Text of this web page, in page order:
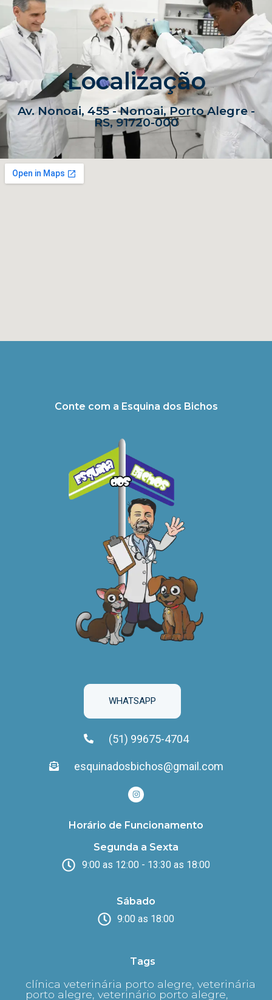
Localização
Av. Nonoai, 455 - Nonoai, Porto Alegre -
RS, 91720-000
Conte com a Esquina dos Bichos
WHATSAPP
(51) 99675-4704
esquinadosbichos@gmail.com
Horário de Funcionamento
Segunda a Sexta
9:00 as 12:00 - 13:30 as 18:00
Sábado
9:00 as 18:00
Tags
clínica veterinária porto alegre, veterinária
porto alegre, veterinário porto alegre,